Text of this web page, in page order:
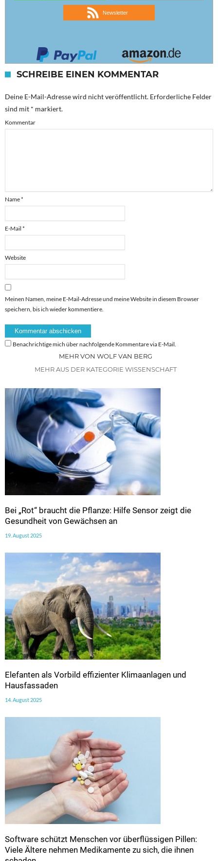
Newsletter
SCHREIBE EINEN KOMMENTAR
Deine E-Mail-Adresse wird nicht veröffentlicht. Erforderliche Felder
sind mit * markiert.
Kommentar
Name*
E-Mail *
Website
Meinen Namen, meine E-Mail-Adresse und meine Website in diesem Browser
speichern, bis ich wieder kommentiere.
Benachrichtige mich über nachfolgende Kommentare via E-Mail.
MEHR VON WOLF VAN BERG
MEHR AUS DER KATEGORIE WISSENSCHAFT
Bei „Rot“ braucht die Pflanze: Hilfe Sensor zeigt die
Gesundheit von Gewächsen an
19. August 2025
Elefanten als Vorbild effizienter Klimaanlagen und
Hausfassaden
14. August 2025
Software schützt Menschen vor überflüssigen Pillen:
Viele Ältere nehmen Medikamente zu sich, die ihnen